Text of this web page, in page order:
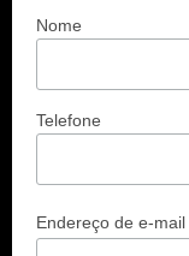
Nome
Telefone
Endereço de e-mail